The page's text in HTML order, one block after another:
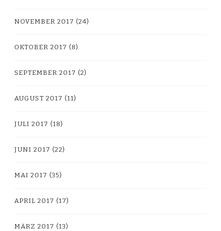
NOVEMBER 2017 (24)
OKTOBER 2017 (8)
SEPTEMBER 2017 (2)
AUGUST 2017 (11)
JULI 2017 (18)
JUNI 2017 (22)
MAI 2017 (35)
APRIL 2017 (17)
MÄRZ 2017 (13)